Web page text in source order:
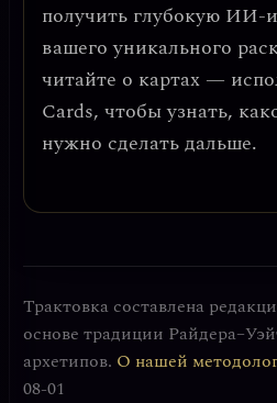
получить глубокую ИИ-
вашего уникального
читайте о картах —
Cards, чтобы узнать,
нужно сделать дальше.
Трактовка составлена
основе традиции
архетипов. О нашей
08-01